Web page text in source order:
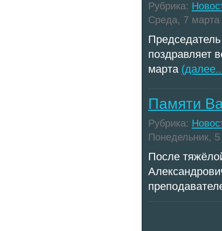
Рубрика:
Среда, 7 марта
поздравляет
марта
Памяти
Рубрика:
Понедельник,
После